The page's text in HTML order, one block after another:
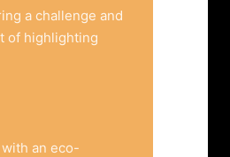
a challenge and
of highlighting
an eco-